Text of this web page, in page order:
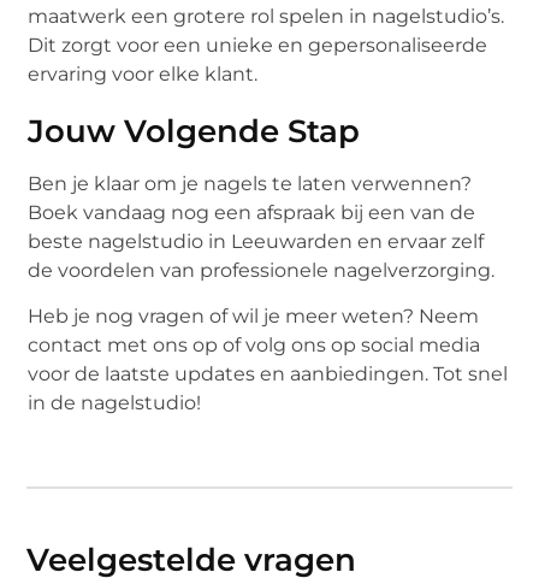
maatwerk een grotere rol spelen in nagelstudio’s.
Dit zorgt voor een unieke en gepersonaliseerde
ervaring voor elke klant.
Jouw Volgende Stap
Ben je klaar om je nagels te laten verwennen?
Boek vandaag nog een afspraak bij een van de
beste nagelstudio in Leeuwarden en ervaar zelf
de voordelen van professionele nagelverzorging.
Heb je nog vragen of wil je meer weten? Neem
contact met ons op of volg ons op social media
voor de laatste updates en aanbiedingen. Tot snel
in de nagelstudio!
Veelgestelde vragen